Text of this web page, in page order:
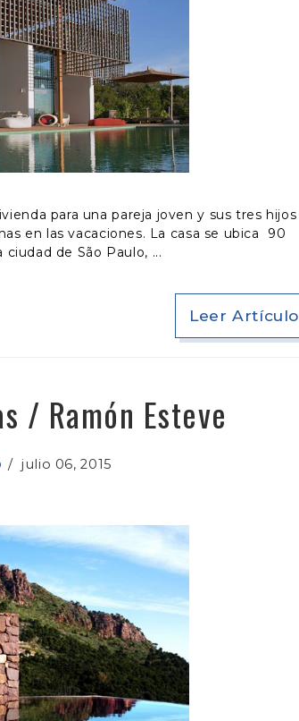
para una pareja joven y sus tres hijos
en las vacaciones. La casa se ubica 90
de São Paulo,
Leer Artículo
/ Ramón Esteve
/julio 06, 2015